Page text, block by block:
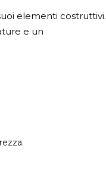
elementi costruttivi.
e un